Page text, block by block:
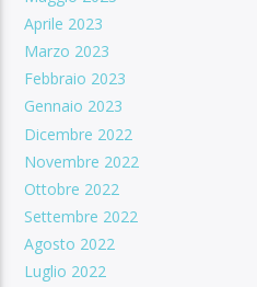
Aprile 2023
Marzo 2023
Febbraio 2023
Gennaio 2023
Dicembre 2022
Novembre 2022
Ottobre 2022
Settembre 2022
Agosto 2022
Luglio 2022